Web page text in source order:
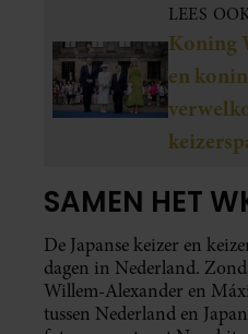
LEES
Koning
en
SAMEN HET
De Japanse keizer en
dagen in Nederland.
Willem-Alexander en
tussen Nederland en